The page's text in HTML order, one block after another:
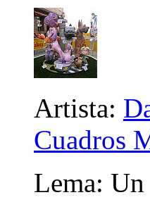
Artista:
Cuadros
Lema: